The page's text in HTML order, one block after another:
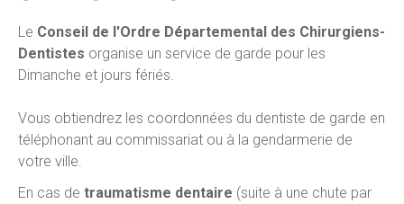
Le Conseil de l'Ordre Départemental des Chirurgiens-
Dentistes organise un service de garde pour les
Dimanche et jours fériés.
Vous obtiendrez les coordonnées du dentiste de garde en
téléphonant au commissariat ou à la gendarmerie de
votre ville.
En cas de traumatisme dentaire (suite à une chute par